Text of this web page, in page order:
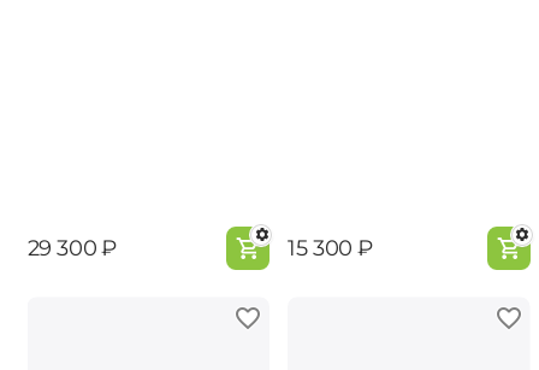
‍29 300‍₽ ‍15 300‍ ₽